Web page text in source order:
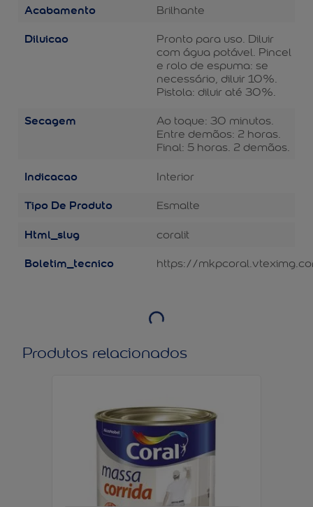
Acabamento Brilhante
Diluicao
Pronto para uso. Diluir
com água potável. Pincel
e rolo de espuma: se
necessário, diluir 10%.
Pistola: diluir até 30%.
Secagem
Ao toque: 30 minutos.
Entre demãos: 2 horas.
Final: 5 horas. 2 demãos.
Indicacao Interior
Tipo De Produto Esmalte
Html_slug coralit
Boletim_tecnico https://
Produtos relacionados